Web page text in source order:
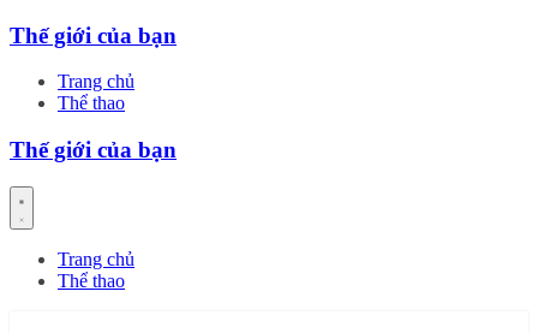
Skip
content
Thế giới của bạn
Trang chủ
Thể thao
Thế giới của bạn
Trang chủ
Thể thao